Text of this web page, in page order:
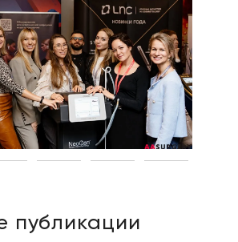
публикации